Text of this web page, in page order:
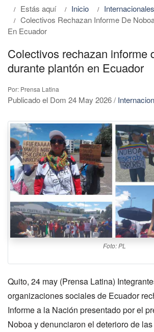
Estás aquí Inicio
Internacionales
Colectivos Rechazan Informe De
En Ecuador
Colectivos rechazan informe
durante plantón en Ecuador
Por: Prensa Latina
Publicado el Dom 24 May 2026/
Foto: PL
Quito, 24 may (Prensa Latina)
organizaciones sociales de Ecuador
Informe a la Nación presentado por el
Noboa y denunciaron el deterioro de